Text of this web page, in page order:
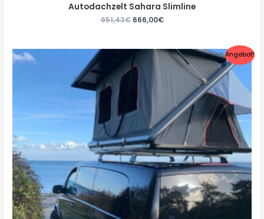
Autodachzelt Sahara Slimline
951,43€ 666,00€
Angebot!